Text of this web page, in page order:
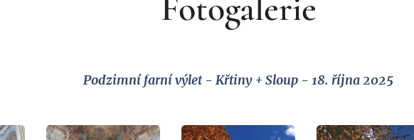
Fotogalerie
Podzimní farní výlet - Křtiny + Sloup - 18. října 2025